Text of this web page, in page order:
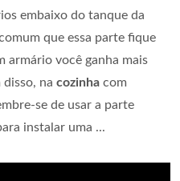
embaixo do tanque da
que essa parte fique
armário você ganha mais
disso, na cozinha com
se de usar a parte
instalar uma ...